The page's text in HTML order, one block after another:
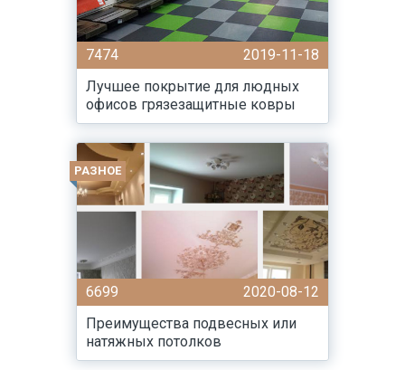
7474
2019-11-18
Лучшее покрытие для людных
офисов грязезащитные ковры
РАЗНОЕ
6699
2020-08-12
Преимущества подвесных или
натяжных потолков